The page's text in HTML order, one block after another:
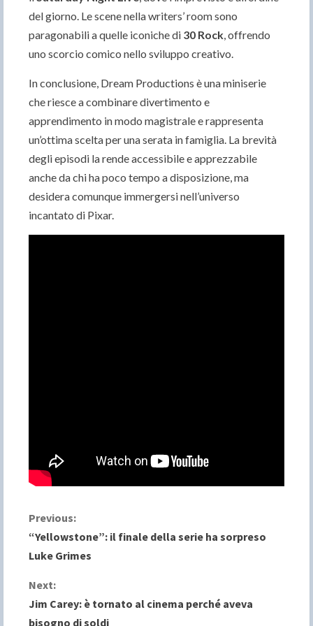
del giorno. Le scene nella writers’ room sono
paragonabili a quelle iconiche di 30 Rock, offrendo
uno scorcio comico nello sviluppo creativo.
In conclusione, Dream Productions è una miniserie
che riesce a combinare divertimento e
apprendimento in modo magistrale e rappresenta
un’ottima scelta per una serata in famiglia. La brevità
degli episodi la rende accessibile e apprezzabile
anche da chi ha poco tempo a disposizione, ma
desidera comunque immergersi nell’universo
incantato di Pixar.
C
o
n
t
Previous:
“Yellowstone”: il finale della serie ha sorpreso
Luke Grimes
Next:
Jim Carey: è tornato al cinema perché aveva
bisogno di soldi